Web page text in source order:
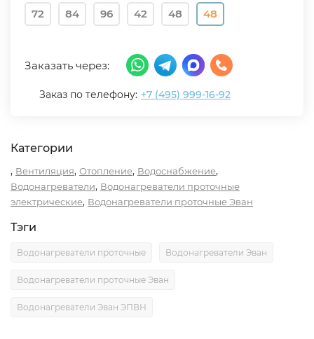
72 84 96 42 48 48
Заказать через:
Заказ по телефону: +7 (495) 999-16-92
Категории
, Вентиляция, Отопление, Водоснабжение,
Водонагреватели, Водонагреватели проточные
электрические, Водонагреватели проточные Эван
Тэги
Водонагреватели проточные Водонагреватели Эван
Водонагреватели проточные Эван
Водонагреватели Эван ЭПВН